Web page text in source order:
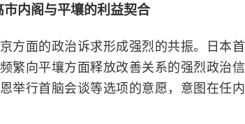
内阁与平壤的利益契合
方面的政治诉求形成强烈的共振。日本首
繁向平壤方面释放改善关系的强烈政治信
举行首脑会谈等选项的意愿，意图在任内